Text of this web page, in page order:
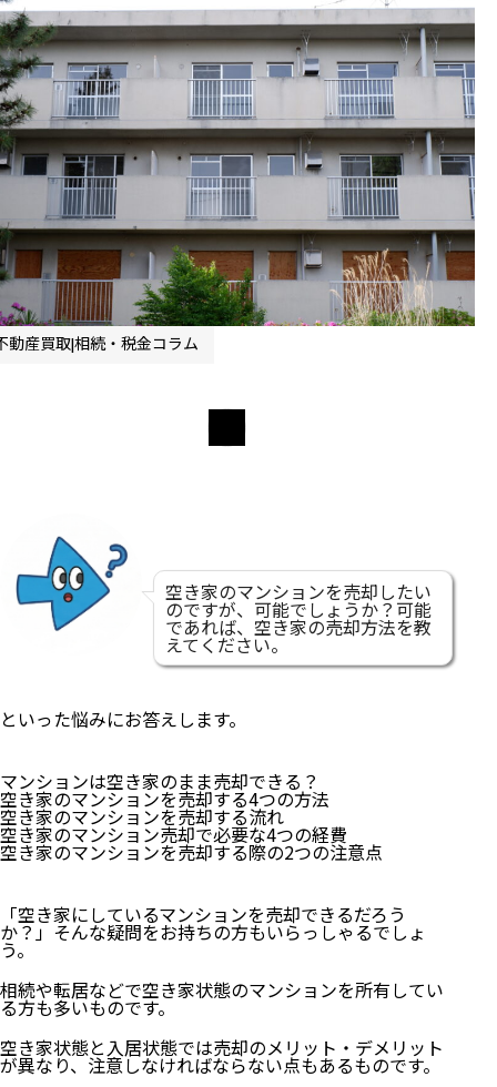
動産買取|相続・税金コラム
空き家のマンションを売却したい
のですが、可能でしょうか？可能
であれば、空き家の売却方法を教
えてください。
といった悩みにお答えします。
マンションは空き家のまま売却できる？
空き家のマンションを売却する4つの方法
空き家のマンションを売却する流れ
空き家のマンション売却で必要な4つの経費
空き家のマンションを売却する際の2つの注意点
「空き家にしているマンションを売却できるだろう
か？」そんな疑問をお持ちの方もいらっしゃるでしょ
う。
相続や転居などで空き家状態のマンションを所有してい
る方も多いものです。
空き家状態と入居状態では売却のメリット・デメリット
が異なり、注意しなければならない点もあるものです。